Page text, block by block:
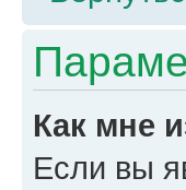
Как мне
Если вы